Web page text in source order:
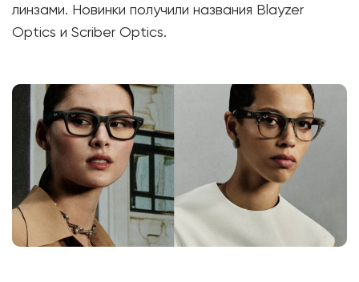
линзами. Новинки получили названия Blayzer
Optics и Scriber Optics.